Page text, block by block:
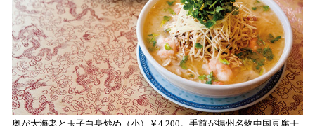
奥が大海老と玉子白身炒め（小）￥4,200。手前が揚州名物中国豆腐干